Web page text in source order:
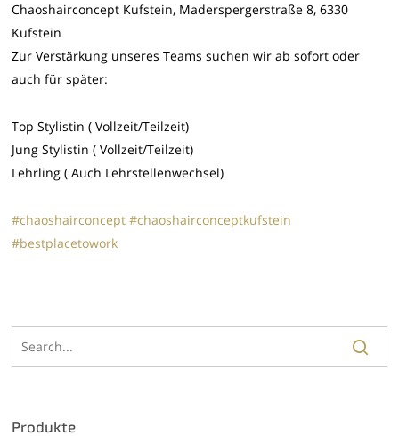
Chaoshairconcept Kufstein, Maderspergerstraße 8, 6330
Kufstein
Zur Verstärkung unseres Teams suchen wir ab sofort oder
auch für später:
Top Stylistin ( Vollzeit/Teilzeit)
Jung Stylistin ( Vollzeit/Teilzeit)
Lehrling ( Auch Lehrstellenwechsel)
#chaoshairconcept #chaoshairconceptkufstein
#bestplacetowork
Produkte